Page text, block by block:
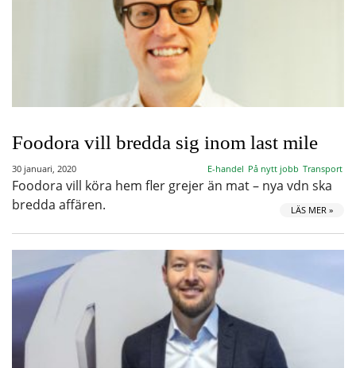
Foodora vill bredda sig inom last mile
30 januari, 2020 E-handel På nytt jobb Transport
Foodora vill köra hem fler grejer än mat – nya vdn ska
bredda affären.
LÄS MER »